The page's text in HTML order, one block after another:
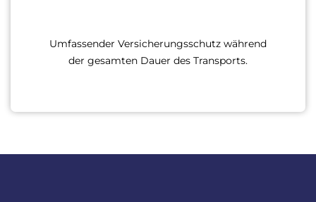
Umfassender Versicherungsschutz während
der gesamten Dauer des Transports.